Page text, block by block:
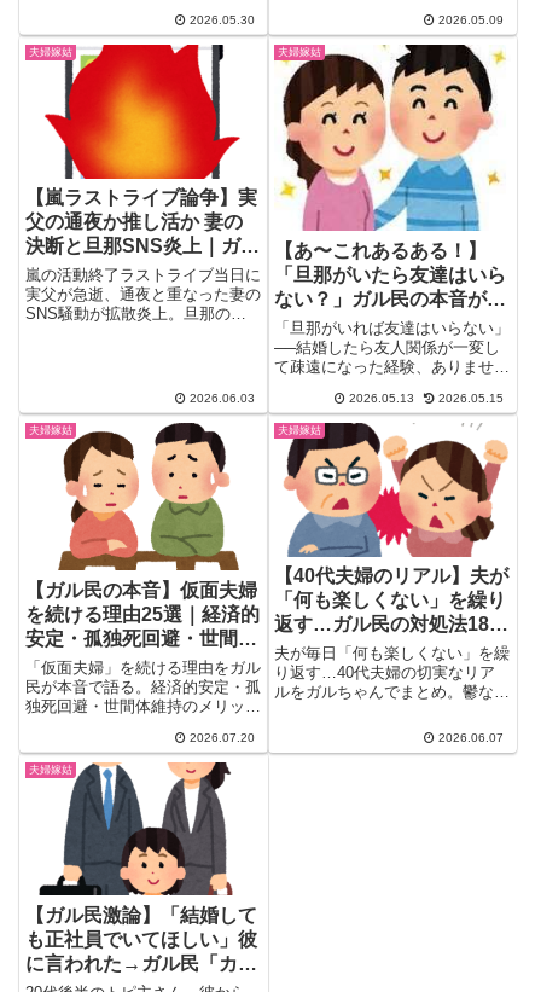
構文まで。浮気発覚の瞬間と爆
笑・修羅場エピソードを20選で
一挙公開。「夫 浮気 LINE」「旦
那 不倫 メッセージ」で検索した
方必見。
2026.05.30 2026.05.09
夫婦嫁姑
【嵐ラストライブ論争】実
父の通夜か推し活か 妻の
決断と旦那SNS炎上｜ガル
民の本音
嵐の活動終了ラストライブ当日に
実父が急逝、通夜と重なった妻の
SNS騒動が拡散炎上。旦那の
非常識」…ガル民2988人のリア
ルな本音をまとめました。
2026.06.03
夫婦嫁姑
【あ〜これあるある！】
「旦那がいたら友達はいら
ない？」ガル民の本音が割
れた｜「夫が最高の親友」
派 vs「女同士の楽しさは
別格」派
「旦那がいれば友達はいらない」
──結婚したら友人関係が一変し
て疎遠になった経験、ありません
2026.05.13 2026.05.15
夫婦嫁姑
【ガル民の本音】仮面夫婦
を続ける理由25選｜経済的
安定・孤独死回避・世間体
のリアル
「仮面夫婦」を続ける理由をガル
民が本音で語る。経済的安定・孤
独死回避・世間体維持のメリット
実、いざという時に本当に助けて
もらえるのかという疑問、それで
も一緒にいる本当の理由まで、離
婚しない夫婦のリアルな実態をま
とめました。
2026.07.20
夫婦嫁姑
【40代夫婦のリアル】夫が
「何も楽しくない」を繰り
返す…ガル民の対処法18選
｜鬱・男性更年期・潔癖症
の見分け方
夫が毎日「何も楽しくない」を繰
り返す…40代夫婦の切実なリア
ルをガルちゃんでまとめ。鬱なの
夫への向き合い方、潔癖夫との台
所バトルまで、ガル民の本音と対
2026.06.07
夫婦嫁姑
【ガル民激論】「結婚して
も正社員でいてほしい」彼
に言われた→ガル民「カッ
コつけて嘘つくよりマシ」